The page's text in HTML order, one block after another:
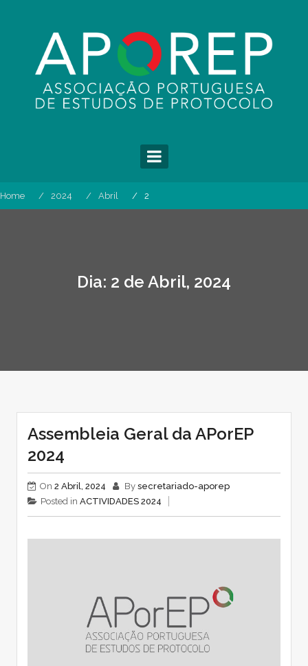
Home 2024 Abril 2
Dia: 2 de Abril, 2024
Assembleia Geral da APorEP
2024
On 2 Abril, 2024 By secretariado-aporep
Posted in ACTIVIDADES 2024